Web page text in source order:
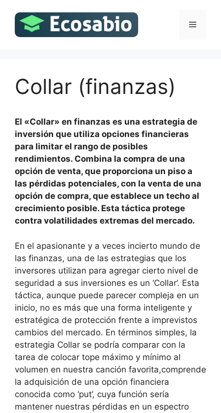
contenido
Menú
Collar (finanzas)
El «Collar» en finanzas es una estrategia de
inversión que utiliza opciones financieras
para limitar el rango de posibles
rendimientos. Combina la compra de una
opción de venta, que proporciona un piso a
las pérdidas potenciales, con la venta de una
opción de compra, que establece un techo al
crecimiento posible. Esta táctica protege
contra volatilidades extremas del mercado.
En el apasionante y a veces incierto mundo de
las finanzas, una de las estrategias que los
inversores utilizan para agregar cierto nivel de
seguridad a sus inversiones es un ‘Collar’. Esta
táctica, aunque puede parecer compleja en un
inicio, no es más que una forma inteligente y
estratégica de protección frente a imprevistos
cambios del mercado. En términos simples, la
estrategia Collar se podría comparar con la
tarea de colocar tope máximo y mínimo al
volumen en nuestra canción favorita,comprende
la adquisición de una opción financiera
conocida como ‘put’, cuya función sería
mantener nuestras pérdidas en un espectro